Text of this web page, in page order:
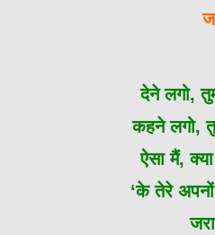
देने लगो,
कहने लगो,
ऐसा मैं,
‘के तेरे